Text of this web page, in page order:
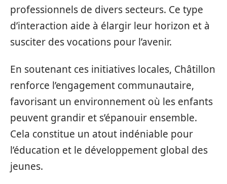
professionnels de divers secteurs. Ce type
d’interaction aide à élargir leur horizon et à
susciter des vocations pour l’avenir.
En soutenant ces initiatives locales, Châtillon
renforce l’engagement communautaire,
favorisant un environnement où les enfants
peuvent grandir et s’épanouir ensemble.
Cela constitue un atout indéniable pour
l’éducation et le développement global des
jeunes.